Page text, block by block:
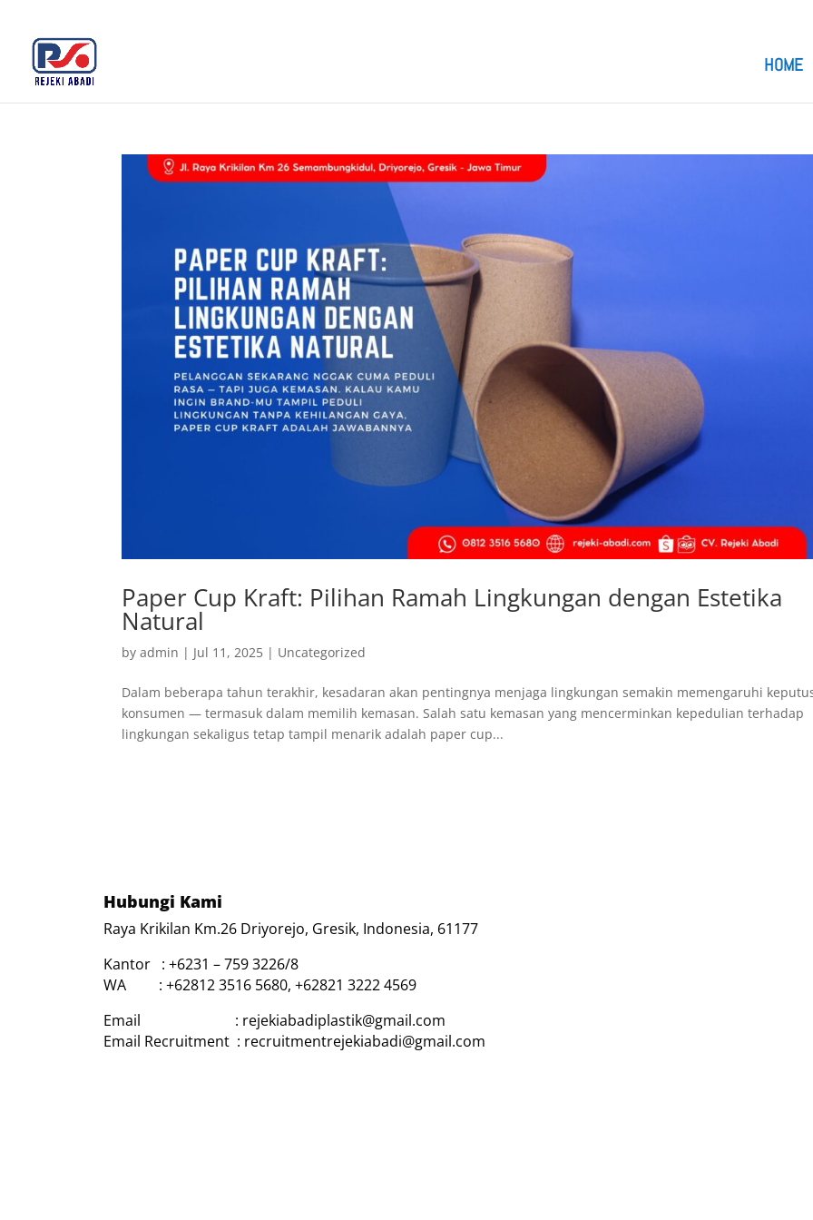
HOME
Paper Cup Kraft: Pilihan Ramah Lingkungan dengan Estetika
Natural
byadmin | Jul 11, 2025 | Uncategorized
Dalam beberapa tahun terakhir, kesadaran akan pentingnya menjaga lingkungan semakin memengaruhi
konsumen — termasuk dalam memilih kemasan. Salah satu kemasan yang mencerminkan kepedulian terhadap
lingkungan sekaligus tetap tampil menarik adalah paper cup...
Hubungi Kami
Raya Krikilan Km.26 Driyorejo, Gresik, Indonesia, 61177
Kantor : +6231 – 759 3226/8
WA : +62812 3516 5680, +62821 3222 4569
Email : rejekiabadiplastik@gmail.com
Email Recruitment : recruitmentrejekiabadi@gmail.com